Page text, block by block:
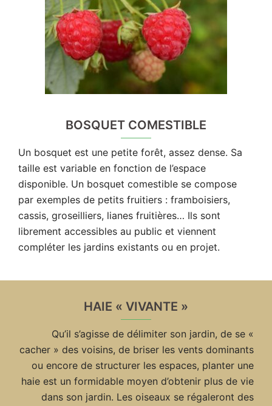
BOSQUET COMESTIBLE
Un bosquet est une petite forêt, assez dense. Sa
taille est variable en fonction de l’espace
disponible. Un bosquet comestible se compose
par exemples de petits fruitiers : framboisiers,
cassis, groseilliers, lianes fruitières… Ils sont
librement accessibles au public et viennent
compléter les jardins existants ou en projet.
HAIE « VIVANTE »
Qu’il s’agisse de délimiter son jardin, de se «
cacher » des voisins, de briser les vents dominants
ou encore de structurer les espaces, planter une
haie est un formidable moyen d’obtenir plus de vie
dans son jardin. Les oiseaux se régaleront des